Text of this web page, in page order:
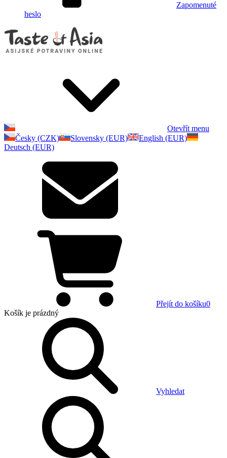
Zapomenuté
heslo
Otevřít menu
Česky (CZK)
Slovensky (EUR)
English (EUR)
Deutsch (EUR)
Přejít do košíku0
Košík je prázdný
Vyhledat